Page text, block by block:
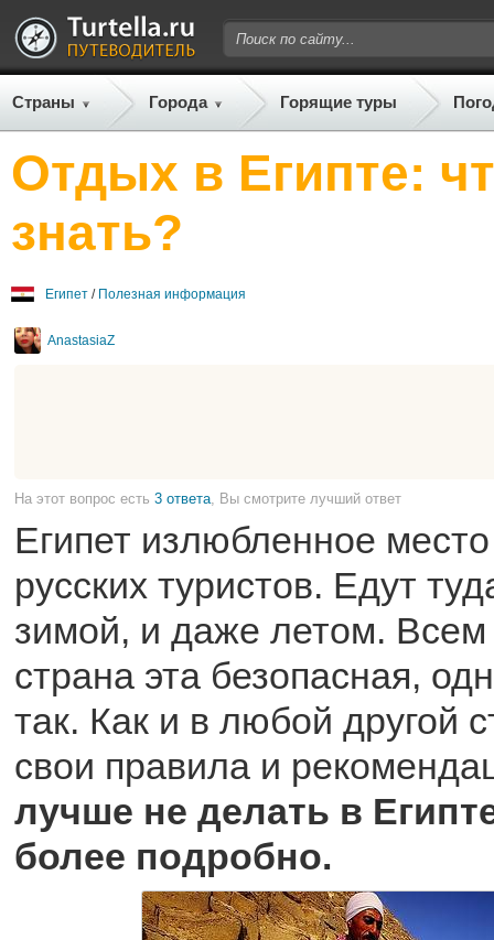
Страны Города Горящие туры
Отдых в Египте:
знать?
Египет / Полезная информация
AnastasiaZ
На этот вопрос есть 3 ответа, Вы смотрите лучший ответ
Египет излюбленное
русских туристов. Едут
зимой, и даже летом. Всем
страна эта безопасная,
так. Как и в любой другой
свои правила и
лучше не делать в
более подробно.